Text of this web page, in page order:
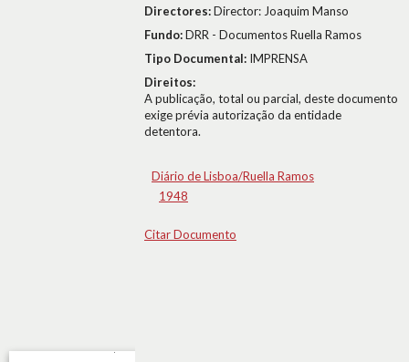
Directores:Director: Joaquim Manso
Fundo:DRR - Documentos Ruella Ramos
Tipo Documental: IMPRENSA
Direitos:
A publicação, total ou parcial, deste documento
exige prévia autorização da entidade
detentora.
Diário de Lisboa/Ruella Ramos
1948
Citar Documento